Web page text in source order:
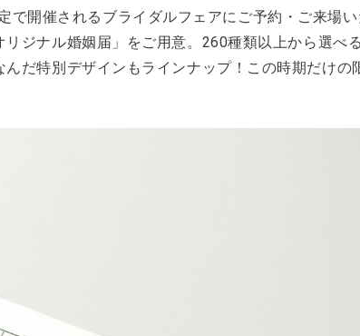
で開催されるブライダルフェアにご予約・ご来場
ジナル婚姻届」をご用意。260種類以上から選べ
だ特別デザインもラインナップ！この時期だけの